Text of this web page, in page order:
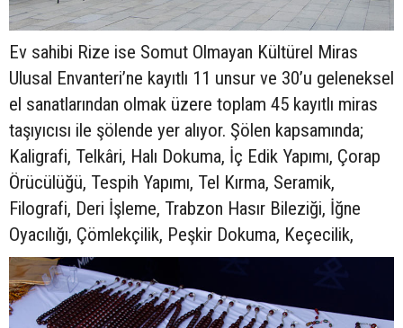
Ev sahibi Rize ise Somut Olmayan Kültürel Miras
Ulusal Envanteri’ne kayıtlı 11 unsur ve 30’u geleneksel
el sanatlarından olmak üzere toplam 45 kayıtlı miras
taşıyıcısı ile şölende yer alıyor. Şölen kapsamında;
Kaligrafi, Telkâri, Halı Dokuma, İç Edik Yapımı, Çorap
Örücülüğü, Tespih Yapımı, Tel Kırma, Seramik,
Filografi, Deri İşleme, Trabzon Hasır Bileziği, İğne
Oyacılığı, Çömlekçilik, Peşkir Dokuma, Keçecilik,